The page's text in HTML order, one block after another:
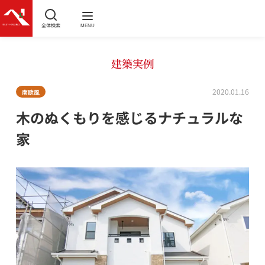
全体検索 MENU
建築実例
南欧風 2020.01.16
木のぬくもりを感じるナチュラルな
家